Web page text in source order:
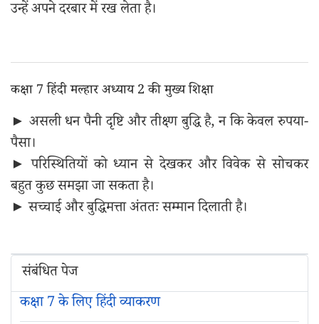
उन्हें अपने दरबार में रख लेता है।
कक्षा 7 हिंदी मल्हार अध्याय 2 की मुख्य शिक्षा
► असली धन पैनी दृष्टि और तीक्ष्ण बुद्धि है, न कि केवल रुपया-
पैसा।
► परिस्थितियों को ध्यान से देखकर और विवेक से सोचकर
बहुत कुछ समझा जा सकता है।
► सच्चाई और बुद्धिमत्ता अंततः सम्मान दिलाती है।
संबंधित पेज
कक्षा 7 के लिए हिंदी व्याकरण